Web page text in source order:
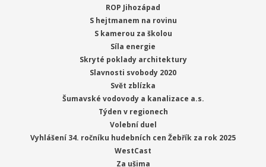
ROP Jihozápad
S hejtmanem na rovinu
S kamerou za školou
Síla energie
Skryté poklady architektury
Slavnosti svobody 2020
Svět zblízka
Šumavské vodovody a kanalizace a.s.
Týden v regionech
Volební duel
Vyhlášení 34. ročníku hudebních cen Žebřík za rok 2025
WestCast
Za ušima